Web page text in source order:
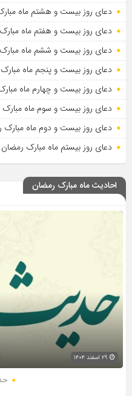
دعای روز بیست و هشتم ماه
دعای روز بیست و هفتم ماه
دعای روز بیست و ششم ماه
دعای روز بیست و پنجم ماه
دعای روز بیست و چهارم ماه
دعای روز بیست و سوم ماه
دعای روز بیست و دوم ماه مبارک
دعای روز بیستم ماه مبارک رمضان
احادیث ماه مبارک رمضان